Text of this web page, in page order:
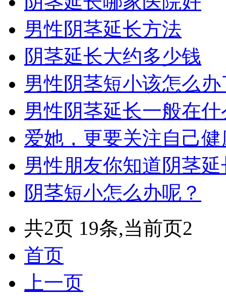
男性阴茎延长方法
阴茎延长大约多少钱
男性阴茎短小该怎么办
男性阴茎延长一般在
爱她，更要关注自己健
男性朋友你知道阴茎
阴茎短小怎么办呢？
共2页 19条,当前页2
首页
上一页